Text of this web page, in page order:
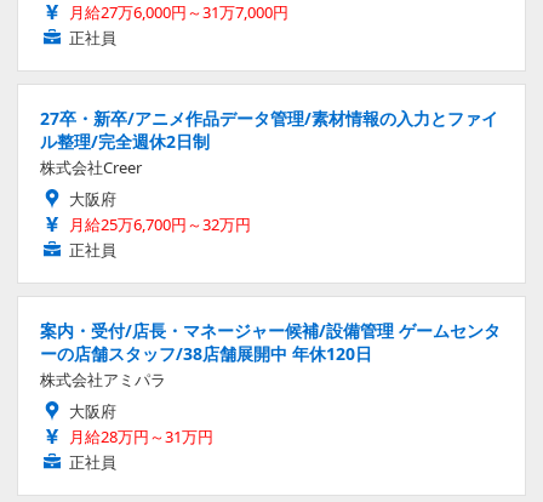
月給27万6,000円～31万7,000円
正社員
27卒・新卒/アニメ作品データ管理/素材情報の入力とファイ
ル整理/完全週休2日制
株式会社Creer
大阪府
月給25万6,700円～32万円
正社員
案内・受付/店長・マネージャー候補/設備管理 ゲームセンタ
ーの店舗スタッフ/38店舗展開中 年休120日
株式会社アミパラ
大阪府
月給28万円～31万円
正社員